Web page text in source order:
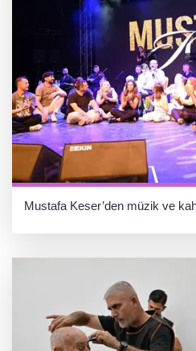
Mustafa Keser’den müzik ve